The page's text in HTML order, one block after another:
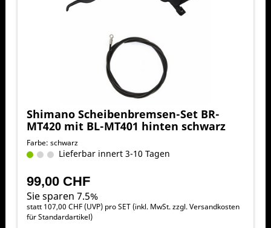
Shimano Scheibenbremsen-Set BR-
MT420 mit BL-MT401 hinten schwarz
Farbe: schwarz
Lieferbar innert 3-10 Tagen
99,00 CHF
Sie sparen 7.5%
statt 107,00 CHF(UVP) pro SET (inkl. MwSt. zzgl.Versandkosten
für Standardartikel)